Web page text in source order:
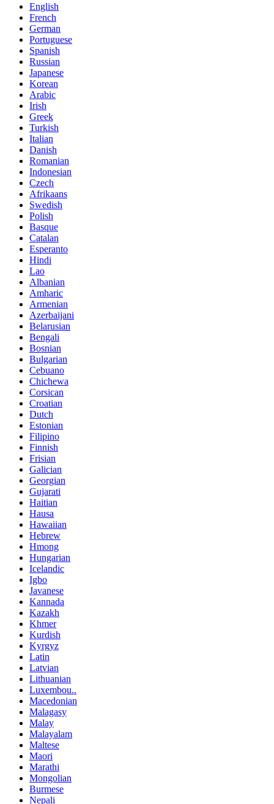
English
French
German
Portuguese
Spanish
Russian
Japanese
Korean
Arabic
Irish
Greek
Turkish
Italian
Danish
Romanian
Indonesian
Czech
Afrikaans
Swedish
Polish
Basque
Catalan
Esperanto
Hindi
Lao
Albanian
Amharic
Armenian
Azerbaijani
Belarusian
Bengali
Bosnian
Bulgarian
Cebuano
Chichewa
Corsican
Croatian
Dutch
Estonian
Filipino
Finnish
Frisian
Galician
Georgian
Gujarati
Haitian
Hausa
Hawaiian
Hebrew
Hmong
Hungarian
Icelandic
Igbo
Javanese
Kannada
Kazakh
Khmer
Kurdish
Kyrgyz
Latin
Latvian
Lithuanian
Luxembou..
Macedonian
Malagasy
Malay
Malayalam
Maltese
Maori
Marathi
Mongolian
Burmese
Nepali